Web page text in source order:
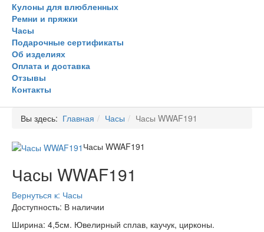
Кулоны для влюбленных
Ремни и пряжки
Часы
Подарочные сертификаты
Об изделиях
Оплата и доставка
Отзывы
Контакты
Вы здесь: Главная Часы Часы WWAF191
Часы WWAF191
Часы WWAF191
Вернуться к: Часы
Доступность: В наличии
Ширина: 4,5см. Ювелирный сплав, каучук, цирконы.